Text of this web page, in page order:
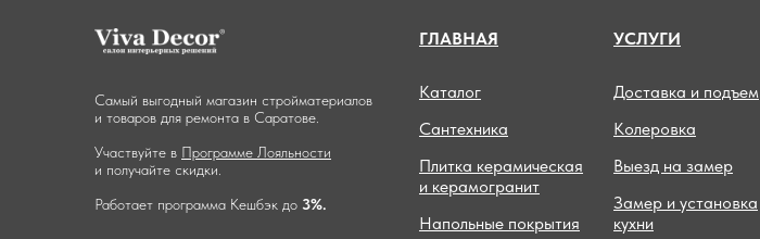
Самый выгодный магазин стройматериалов
и товаров для ремонта в Саратове.
Участвуйте в Программе Лояльности
и получайте скидки.
Работает программа Кешбэк до 3%.
ГЛАВНАЯ
Каталог
Сантехника
Плитка керамическая
и керамогранит
Напольные покрытия
УСЛУГИ
Доставка и подъем
Колеровка
Выезд на замер
Замер и установка
кухни